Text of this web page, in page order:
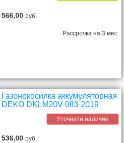
566,00руб.
Рассрочка на 3 мес.
Газонокосилка аккумуляторная
DEKO DKLM20V 083-2019
Уточните наличие
536,00руб.